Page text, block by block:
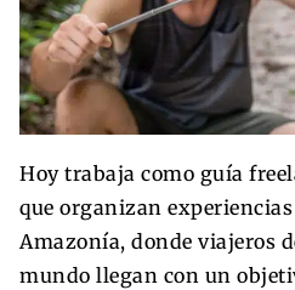
Hoy trabaja como guía
que organizan
Amazonía, donde viajeros
mundo llegan con un